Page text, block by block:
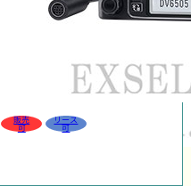
販売
可
リース
可